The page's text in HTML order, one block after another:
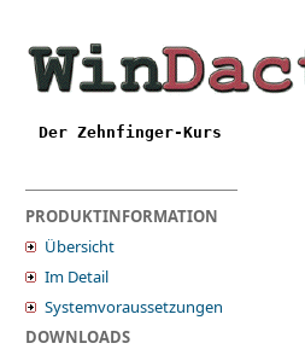
Der Zehnfinger-Kurs
PRODUKTINFORMATION
Übersicht
Im Detail
Systemvoraussetzungen
DOWNLOADS